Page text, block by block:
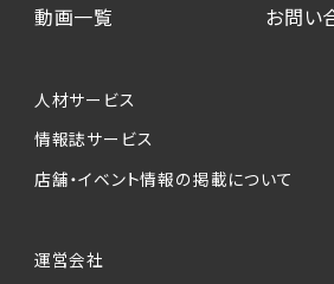
動画一覧
お問い
人材サービス
情報誌サービス
店舗・イベント情報の掲載について
運営会社